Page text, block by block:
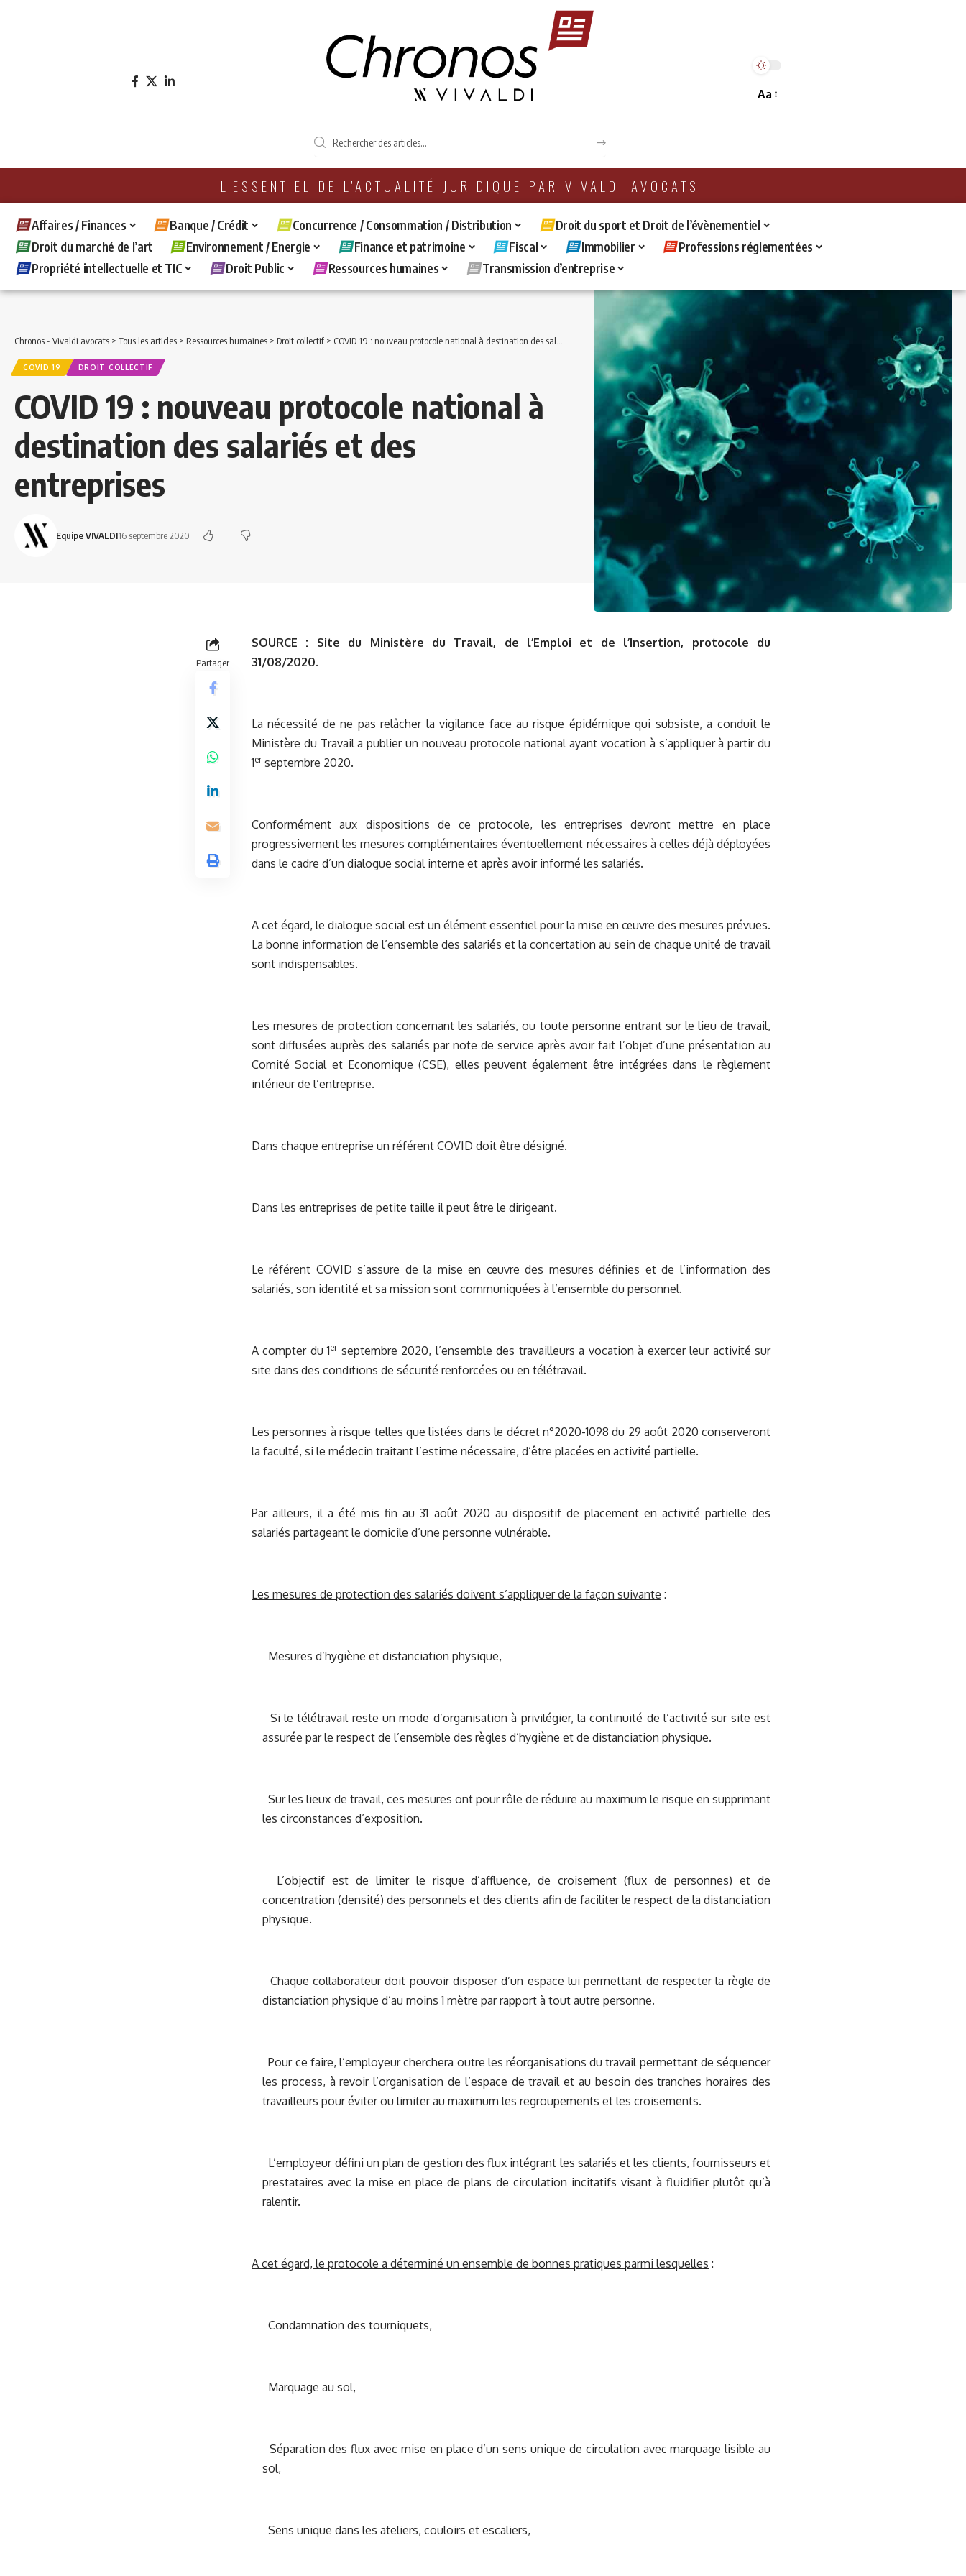
Aa
L'ESSENTIEL DE L'ACTUALITÉ JURIDIQUE PAR VIVALDI AVOCATS
Affaires / Finances Banque / Crédit Concurrence / Consommation / Distribution
Droit du sport et Droit de l’évènementiel
Droit du marché de l’art
Environnement / Energie Finance et patrimoine Fiscal Immobilier
Professions réglementées
Propriété intellectuelle et TIC
Droit Public Ressources humaines Transmission d’entreprise
Chronos - Vivaldi avocats > Tous les articles > Ressources humaines > Droit collectif > COVID 19 : nouveau protocole national à destination des salariés et des entreprises
COVID 19 DROIT COLLECTIF
COVID 19 : nouveau protocole national à
destination des salariés et des
entreprises
Equipe VIVALDI16 septembre 2020
Partager
SOURCE : Site du Ministère du Travail, de l’Emploi et de l’Insertion, protocole du
31/08/2020.
La nécessité de ne pas relâcher la vigilance face au risque épidémique qui subsiste, a conduit le
Ministère du Travail a publier un nouveau protocole national ayant vocation à s’appliquer à partir du
1erseptembre 2020.
Conformément aux dispositions de ce protocole, les entreprises devront mettre en place
progressivement les mesures complémentaires éventuellement nécessaires à celles déjà déployées
dans le cadre d’un dialogue social interne et après avoir informé les salariés.
A cet égard, le dialogue social est un élément essentiel pour la mise en œuvre des mesures prévues.
La bonne information de l’ensemble des salariés et la concertation au sein de chaque unité de travail
sont indispensables.
Les mesures de protection concernant les salariés, ou toute personne entrant sur le lieu de travail,
sont diffusées auprès des salariés par note de service après avoir fait l’objet d’une présentation au
Comité Social et Economique (CSE), elles peuvent également être intégrées dans le règlement
intérieur de l’entreprise.
Dans chaque entreprise un référent COVID doit être désigné.
Dans les entreprises de petite taille il peut être le dirigeant.
Le référent COVID s’assure de la mise en œuvre des mesures définies et de l’information des
salariés, son identité et sa mission sont communiquées à l’ensemble du personnel.
A compter du 1erseptembre 2020, l’ensemble des travailleurs a vocation à exercer leur activité sur
site dans des conditions de sécurité renforcées ou en télétravail.
Les personnes à risque telles que listées dans le décret n°2020-1098 du 29 août 2020 conserveront
la faculté, si le médecin traitant l’estime nécessaire, d’être placées en activité partielle.
Par ailleurs, il a été mis fin au 31 août 2020 au dispositif de placement en activité partielle des
salariés partageant le domicile d’une personne vulnérable.
Les mesures de protection des salariés doivent s’appliquer de la façon suivante :
Mesures d’hygiène et distanciation physique,
Si le télétravail reste un mode d’organisation à privilégier, la continuité de l’activité sur site est
assurée par le respect de l’ensemble des règles d’hygiène et de distanciation physique.
Sur les lieux de travail, ces mesures ont pour rôle de réduire au maximum le risque en supprimant
les circonstances d’exposition.
L’objectif est de limiter le risque d’affluence, de croisement (flux de personnes) et de
concentration (densité) des personnels et des clients afin de faciliter le respect de la distanciation
physique.
Chaque collaborateur doit pouvoir disposer d’un espace lui permettant de respecter la règle de
distanciation physique d’au moins 1 mètre par rapport à tout autre personne.
Pour ce faire, l’employeur cherchera outre les réorganisations du travail permettant de séquencer
les process, à revoir l’organisation de l’espace de travail et au besoin des tranches horaires des
travailleurs pour éviter ou limiter au maximum les regroupements et les croisements.
L’employeur défini un plan de gestion des flux intégrant les salariés et les clients, fournisseurs et
prestataires avec la mise en place de plans de circulation incitatifs visant à fluidifier plutôt qu’à
ralentir.
A cet égard, le protocole a déterminé un ensemble de bonnes pratiques parmi lesquelles :
Condamnation des tourniquets,
Marquage au sol,
Séparation des flux avec mise en place d’un sens unique de circulation avec marquage lisible au
sol,
Sens unique dans les ateliers, couloirs et escaliers,